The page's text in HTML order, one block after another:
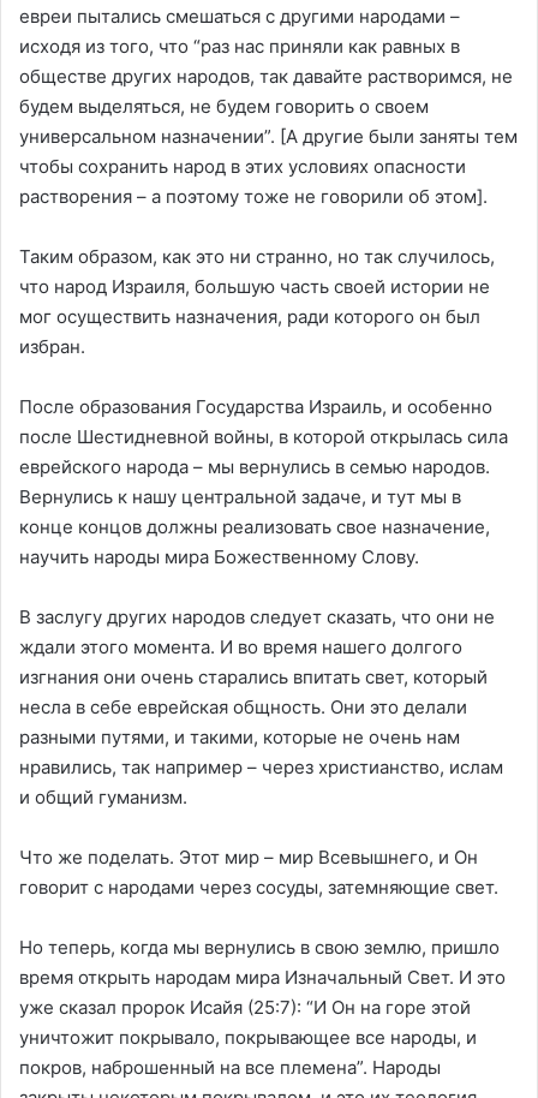
евреи пытались смешаться с другими народами –
исходя из того, что “раз нас приняли как равных в
обществе других народов, так давайте растворимся, не
будем выделяться, не будем говорить о своем
универсальном назначении”. [А другие были заняты тем
чтобы сохранить народ в этих условиях опасности
растворения – а поэтому тоже не говорили об этом].
Таким образом, как это ни странно, но так случилось,
что народ Израиля, большую часть своей истории не
мог осуществить назначения, ради которого он был
избран.
После образования Государства Израиль, и особенно
после Шестидневной войны, в которой открылась сила
еврейского народа – мы вернулись в семью народов.
Вернулись к нашу центральной задаче, и тут мы в
конце концов должны реализовать свое назначение,
научить народы мира Божественному Слову.
В заслугу других народов следует сказать, что они не
ждали этого момента. И во время нашего долгого
изгнания они очень старались впитать свет, который
несла в себе еврейская общность. Они это делали
разными путями, и такими, которые не очень нам
нравились, так например – через христианство, ислам
и общий гуманизм.
Что же поделать. Этот мир – мир Всевышнего, и Он
говорит с народами через сосуды, затемняющие свет.
Но теперь, когда мы вернулись в свою землю, пришло
время открыть народам мира Изначальный Свет. И это
уже сказал пророк Исайя (25:7): “И Он на горе этой
уничтожит покрывало, покрывающее все народы, и
покров, наброшенный на все племена”. Народы